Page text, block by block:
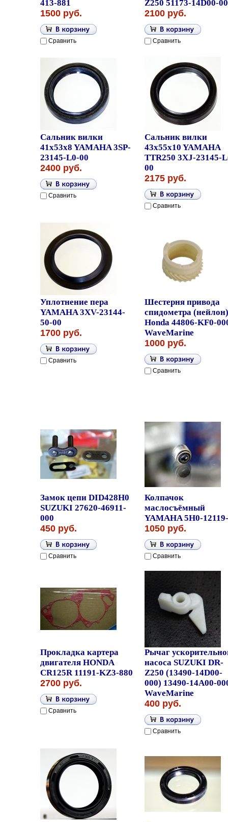
413-881
1500 руб.
Сравнить
Z250 51173-14D00-
2100 руб.
Сравнить
Сальник вилки
41x53x8 YAMAHA 3SP-
23145-L0-00
2400 руб.
Сравнить
Сальник вилки
43x55x10 YAMAHA
TTR250 3XJ-23145-
00
2175 руб.
Сравнить
Уплотнение пера
YAMAHA 3XV-23144-
50-00
1700 руб.
Сравнить
Шестерня привода
спидометра (нейлон)
Honda 44806-KF0-
WaveMarine
1000 руб.
Сравнить
Замок цепи DID428H0
SUZUKI 27620-46911-
000
450 руб.
Сравнить
Колпачок
маслосъёмный
YAMAHA 5H0-
1050 руб.
Сравнить
Прокладка картера
двигателя HONDA
CR125R 11191-KZ3-880
2700 руб.
Сравнить
Рычаг
насоса SUZUKI DR-
Z250 (13490-14D00-
000) 13490-14A00-
WaveMarine
400 руб.
Сравнить